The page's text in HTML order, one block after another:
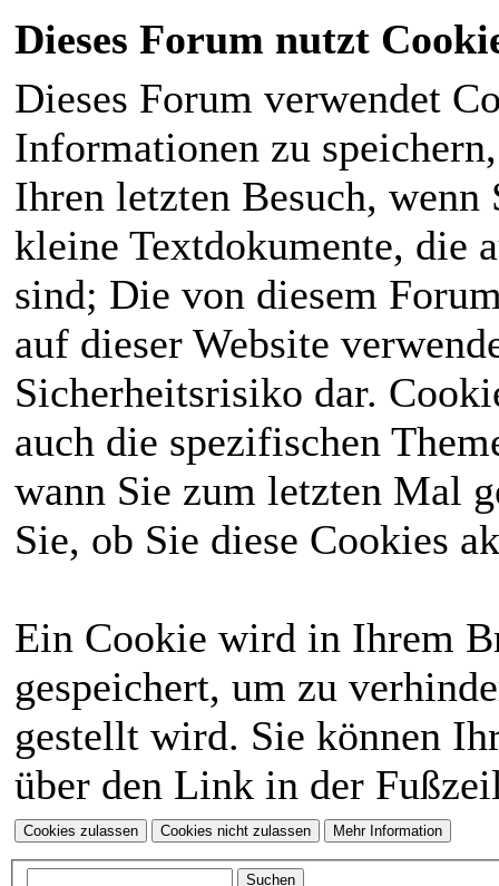
Dieses Forum nutzt
Dieses Forum verwendet
Informationen zu
Ihren letzten Besuch,
kleine Textdokumente, die
sind; Die von diesem
auf dieser Website
Sicherheitsrisiko dar.
auch die spezifischen
wann Sie zum letzten Mal
Sie, ob Sie diese Cookies
Ein Cookie wird in Ihrem
gespeichert, um zu
gestellt wird. Sie können
über den Link in der